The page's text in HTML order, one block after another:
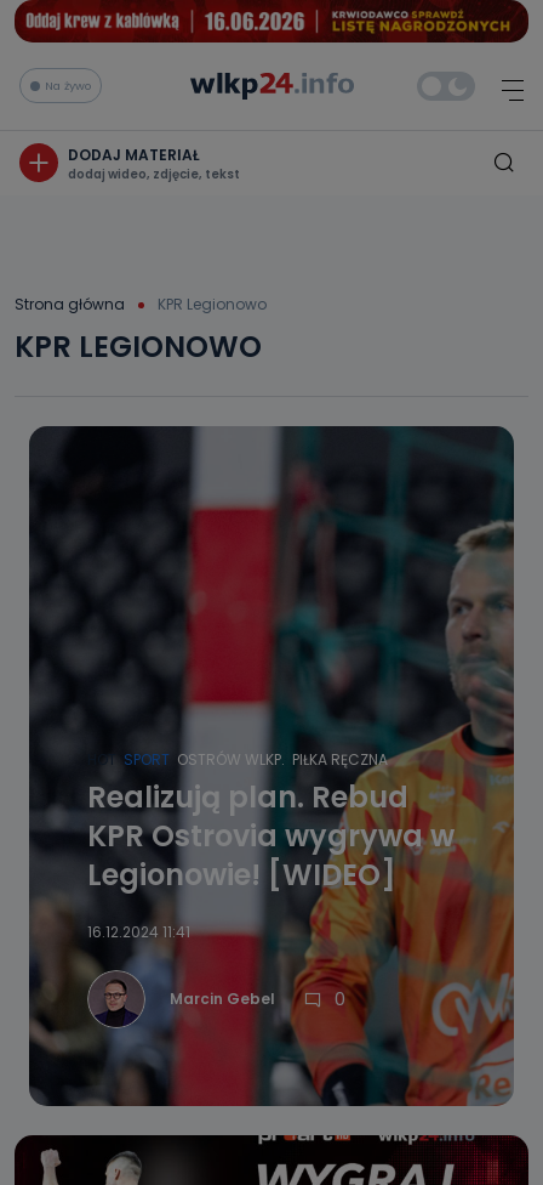
Na żywo
DODAJ MATERIAŁ
dodaj wideo, zdjęcie, tekst
Strona główna KPR Legionowo
KPR LEGIONOWO
HOT SPORT OSTRÓW WLKP. PIŁKA RĘCZNA
Realizują plan. Rebud
KPR Ostrovia wygrywa w
Legionowie! [WIDEO]
16.12.2024 11:41
Marcin Gebel 0